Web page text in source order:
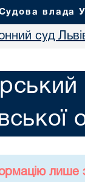
влада
суд
лише